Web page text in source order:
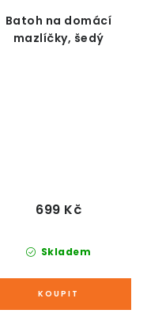
Batoh na domácí
mazlíčky, šedý
Skladem
699 Kč